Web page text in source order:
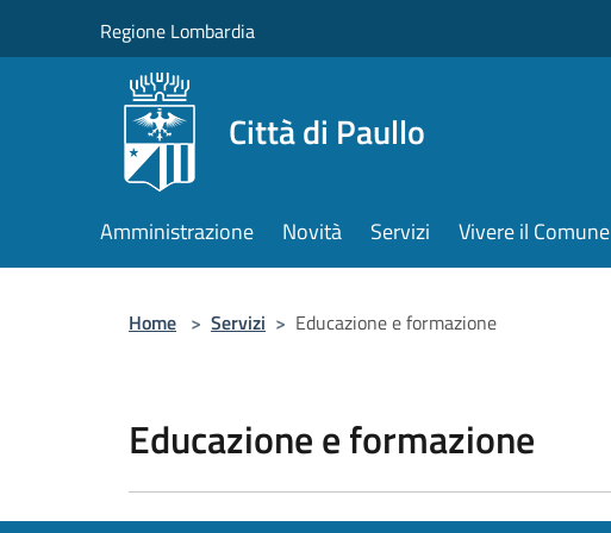
Regione Lombardia
Città di Paullo
Amministrazione Novità Servizi Vivere il Comune
Home > Servizi > Educazione e formazione
Educazione e formazione